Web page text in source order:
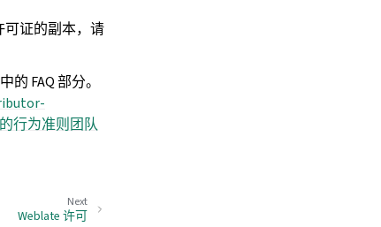
可证的副本，请
中的 FAQ 部分。
行为准则团队
Next
Weblate 许可